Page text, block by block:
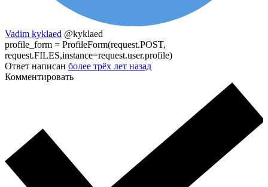
Vadim kyklaed @kyklaed
profile_form = ProfileForm(request.POST,
request.FILES,instance=request.user.profile)
Ответ написан более трёх лет назад
Комментировать